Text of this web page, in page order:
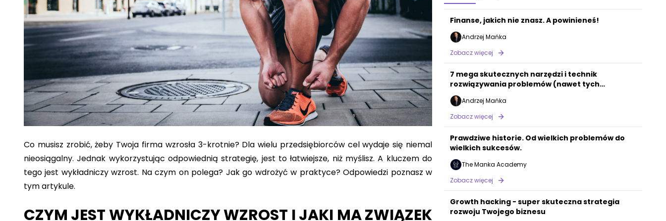
Co musisz zrobić, żeby Twoja firma wzrosła 3-krotnie? Dla wielu przedsiębiorców cel wydaje się niemal
nieosiągalny. Jednak wykorzystując odpowiednią strategię, jest to łatwiejsze, niż myślisz. A kluczem do
tego jest wykładniczy wzrost. Na czym on polega? Jak go wdrożyć w praktyce? Odpowiedzi poznasz w
tym artykule.
CZYM JEST WYKŁADNICZY WZROST I JAKI MA ZWIĄZEK
Finanse, jakich nie znasz. A powinieneś!
Andrzej Mańka
Zobacz więcej
7 mega skutecznych narzędzi i technik
rozwiązywania problemów (nawet tych
najgorszych)
Andrzej Mańka
Zobacz więcej
Prawdziwe historie. Od wielkich problemów do
wielkich sukcesów.
The Manka Academy
Zobacz więcej
Growth hacking - super skuteczna strategia
rozwoju Twojego biznesu